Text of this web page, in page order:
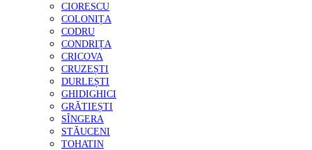
CIORESCU
COLONIȚA
CODRU
CONDRIȚA
CRICOVA
CRUZEȘTI
DURLEȘTI
GHIDIGHICI
GRĂTIEȘTI
SÎNGERA
STĂUCENI
TOHATIN